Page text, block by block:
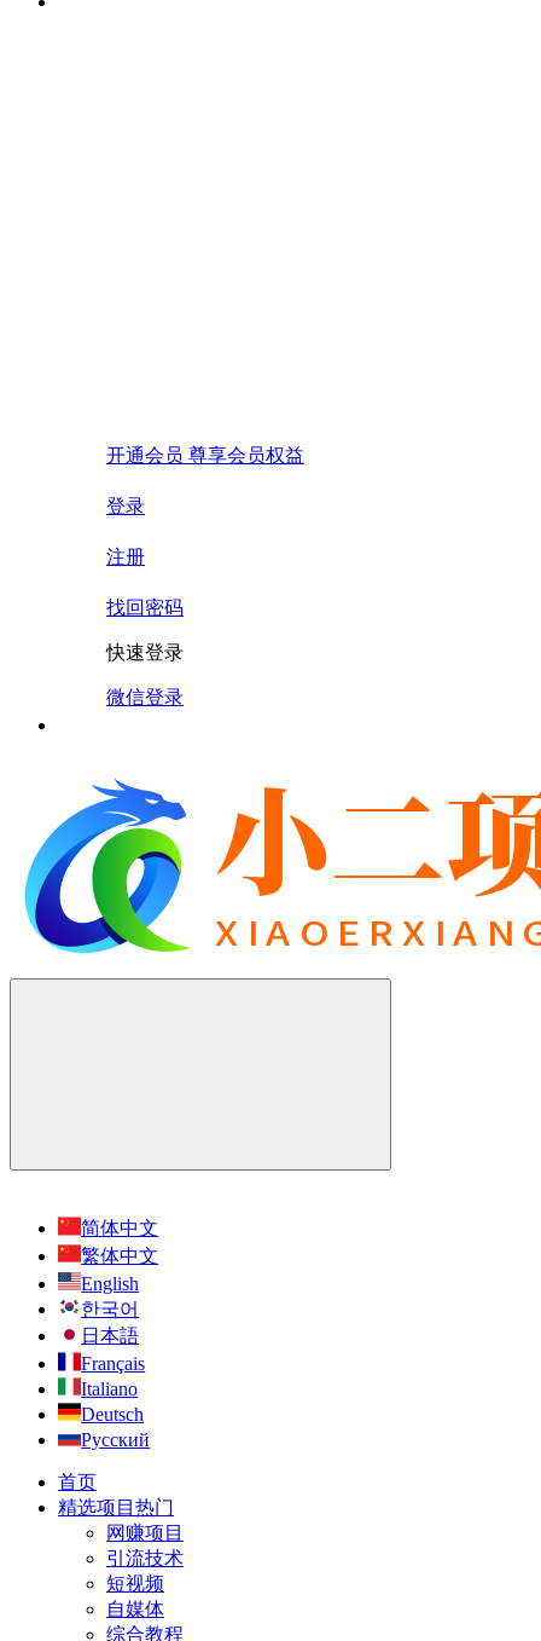
开通会员 尊享会员权益
登录
注册
找回密码
快速登录
微信登录
简体中文
繁体中文
English
한국어
日本語
Français
Italiano
Deutsch
Русский
首页
精选项目 热门
网赚项目
引流技术
短视频
自媒体
综合教程